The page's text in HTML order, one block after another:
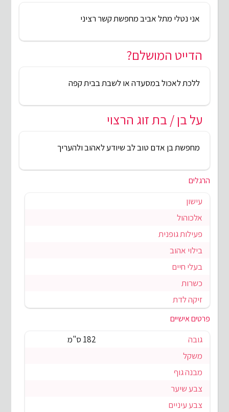
אני נטלי מתל אביב מחפשת קשר רציני
הדייט המושלם?
ללכת לאכול במסעדה או לשבת בבית קפה
על בן / בת זוג הרצוי
מחפשת בן אדם טוב לב שיודע לאהוב ולהעריך
הרגלים
עישון
אלכוהול
פעילות גופנית
בילוי אהוב
בעלי חיים
כשרות
זיקה לדת
פרטים אישיים
גובה
182 ס"מ
משקל
מבנה גוף
צבע שיער
צבע עיניים